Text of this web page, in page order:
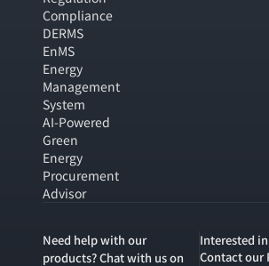
Compliance
DERMS
EnMS
Energy
Management
System
AI-Powered
Green
Energy
Procurement
Advisor
Need help with our
products? Chat with us on
Interested
Contact our